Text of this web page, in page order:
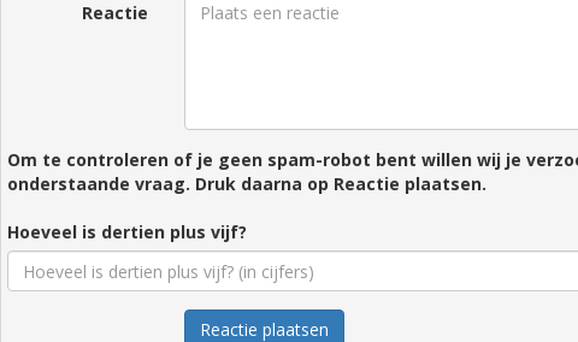
Reactie
Om te controleren of je geen spam-robot bent willen wij je
onderstaande vraag. Druk daarna op Reactie plaatsen.
Hoeveel is dertien plus vijf?
Reactie plaatsen